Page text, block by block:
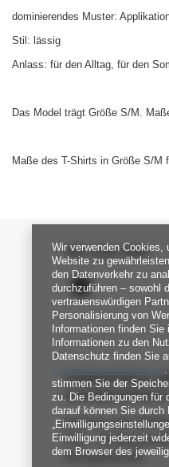
dominierendes Muster:
Stil: lässig
Anlass: für den Alltag, für den
Das Model trägt Größe S/M.
Maße des T-Shirts in Größe S/M
SEI UNS NAH
FABRIKPREIS-
UNDENDIENST
Zahlung und
FAQ - Häufig
Rückgabepolitik
Wir verwenden Cookies,
Website zu
den Datenverkehr zu
durchzuführen – sowohl
vertrauenswürdigen
Personalisierung von
Informationen finden Sie
Informationen zu den
Datenschutz finden Sie
& Nutzungsbedingungen
stimmen Sie der
zu. Die Bedingungen für
darauf können Sie
Einwilligung jederzeit
dem Browser des